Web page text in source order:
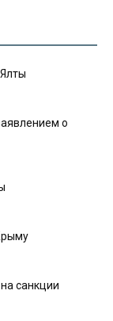
о
санкции